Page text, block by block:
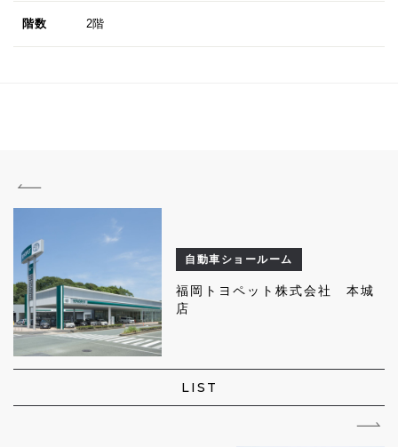
階数 2階
自動車ショールーム
福岡トヨペット株式会社 本城
店
LIST